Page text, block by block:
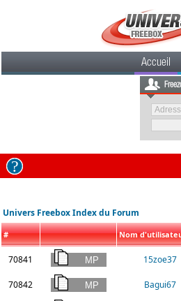
Accueil
Univers Freebox Index du Forum
# Nom
70841 15zoe37
70842 Bagui67